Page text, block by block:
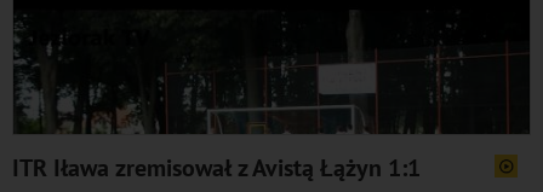
ITR Iława zremisował z Avistą Łążyn 1:1